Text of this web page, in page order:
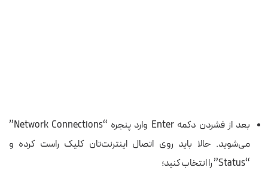
بعد از فشردن دکمه Enter وارد پنجره “Network Connections”
می‌شوید. حالا باید روی اتصال اینترنت‌تان کلیک راست کرده و
“Status” را انتخاب کنید؛